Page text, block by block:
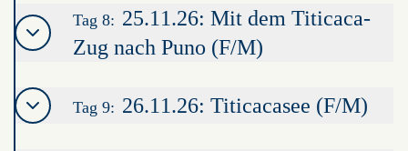
Tag 8: 25.11.26: Mit dem Titicaca-
Zug nach Puno (F/M)
Tag 9: 26.11.26: Titicacasee (F/M)